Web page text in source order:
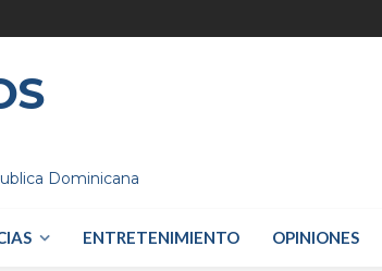
Dominicana
ENTRETENIMIENTO OPINIONES